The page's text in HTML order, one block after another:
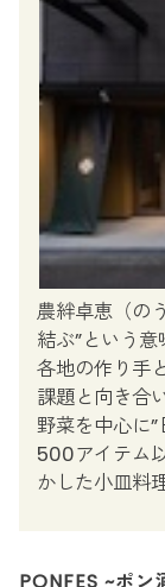
農絆卓恵（の
結ぶ”という
各地の作り手
課題と向き合
野菜を中心に
500アイテム
かした小皿料